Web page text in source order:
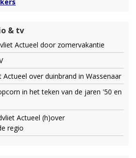
& tv
Actueel door zomervakantie
Actueel over duinbrand in Wassenaar
in het teken van de jaren '50 en
Actueel (h)over
regio